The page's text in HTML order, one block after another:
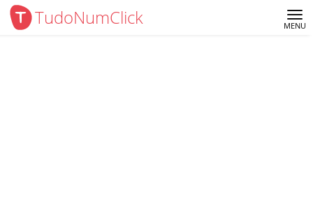
TudoNumClick MENU